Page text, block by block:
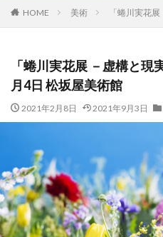
HOME 美術 「蜷川実花
「蜷川実花展 －虚構と
月4日 松坂屋美術館
2021年2月8日 2021年9月3日